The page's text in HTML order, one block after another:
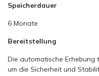
Speicherdauer
6 Monate
Bereitstellung
Die automatische Erhebung
um die Sicherheit und